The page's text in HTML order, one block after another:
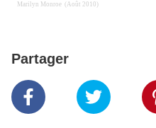
Marilyn Monroe (Août 2010)
Partager